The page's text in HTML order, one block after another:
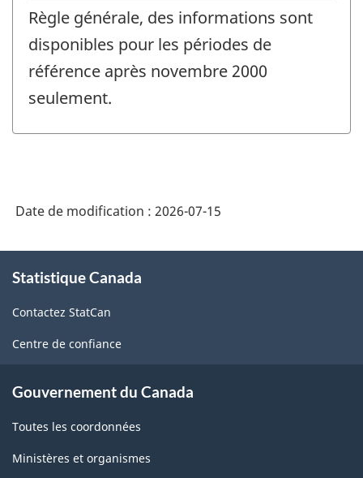
Règle générale, des informations sont
disponibles pour les périodes de
référence après novembre 2000
seulement.
Date de modification : 2026-07-15
propos
ce
site
Statistique Canada
Contactez StatCan
Centre de confiance
Gouvernement du Canada
Toutes les coordonnées
Ministères et organismes